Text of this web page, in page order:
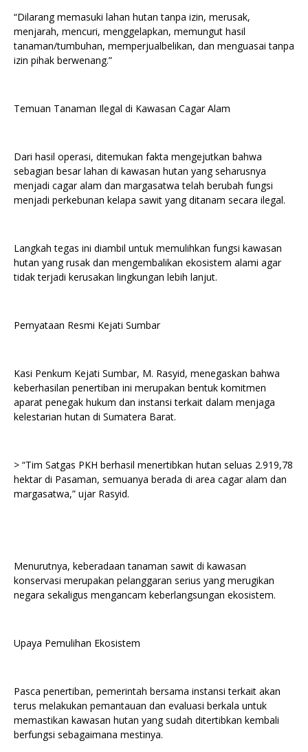
“Dilarang memasuki lahan hutan tanpa izin, merusak,
menjarah, mencuri, menggelapkan, memungut hasil
tanaman/tumbuhan, memperjualbelikan, dan menguasai tanpa
izin pihak berwenang.”
Temuan Tanaman Ilegal di Kawasan Cagar Alam
Dari hasil operasi, ditemukan fakta mengejutkan bahwa
sebagian besar lahan di kawasan hutan yang seharusnya
menjadi cagar alam dan margasatwa telah berubah fungsi
menjadi perkebunan kelapa sawit yang ditanam secara ilegal.
Langkah tegas ini diambil untuk memulihkan fungsi kawasan
hutan yang rusak dan mengembalikan ekosistem alami agar
tidak terjadi kerusakan lingkungan lebih lanjut.
Pernyataan Resmi Kejati Sumbar
Kasi Penkum Kejati Sumbar, M. Rasyid, menegaskan bahwa
keberhasilan penertiban ini merupakan bentuk komitmen
aparat penegak hukum dan instansi terkait dalam menjaga
kelestarian hutan di Sumatera Barat.
> “Tim Satgas PKH berhasil menertibkan hutan seluas 2.919,78
hektar di Pasaman, semuanya berada di area cagar alam dan
margasatwa,” ujar Rasyid.
Menurutnya, keberadaan tanaman sawit di kawasan
konservasi merupakan pelanggaran serius yang merugikan
negara sekaligus mengancam keberlangsungan ekosistem.
Upaya Pemulihan Ekosistem
Pasca penertiban, pemerintah bersama instansi terkait akan
terus melakukan pemantauan dan evaluasi berkala untuk
memastikan kawasan hutan yang sudah ditertibkan kembali
berfungsi sebagaimana mestinya.